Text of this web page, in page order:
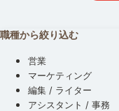
職種から絞り込む
営業
マーケティング
編集 / ライター
アシスタント / 事務